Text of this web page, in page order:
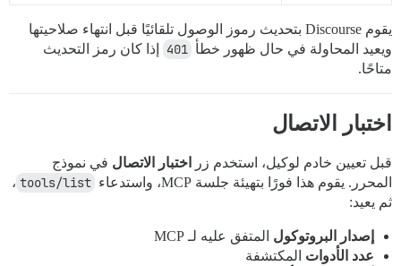
يقوم Discourse بتحديث رموز الوصول تلقائيًا قبل انتهاء صلاحيتها
ويعيد المحاولة في حال ظهور خطأ 401
إذا كان رمز التحديث
متاحًا.
اختبار الاتصال
قبل تعيين خادم لوكيل، استخدم زر اختبار الاتصال في نموذج
المحرر. يقوم هذا فورًا بتهيئة جلسة MCP، واستدعاء
tools/list ،
ثم يعيد:
إصدار البروتوكول المتفق عليه لـ MCP
عدد الأدوات المكتشفة